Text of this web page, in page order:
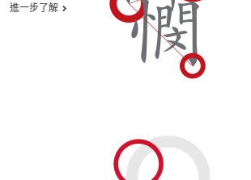
進一步了解